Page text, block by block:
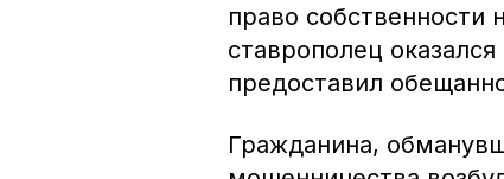
право собственности
ставрополец
предоставил
Гражданина,